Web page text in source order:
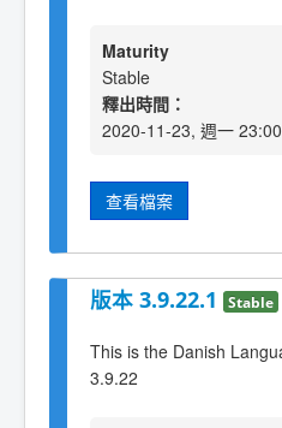
Maturity
Stable
釋出時間：
2020-11-23, 週一 23:00
查看檔案
版本 3.9.22.1 Stable
This is the Danish
3.9.22